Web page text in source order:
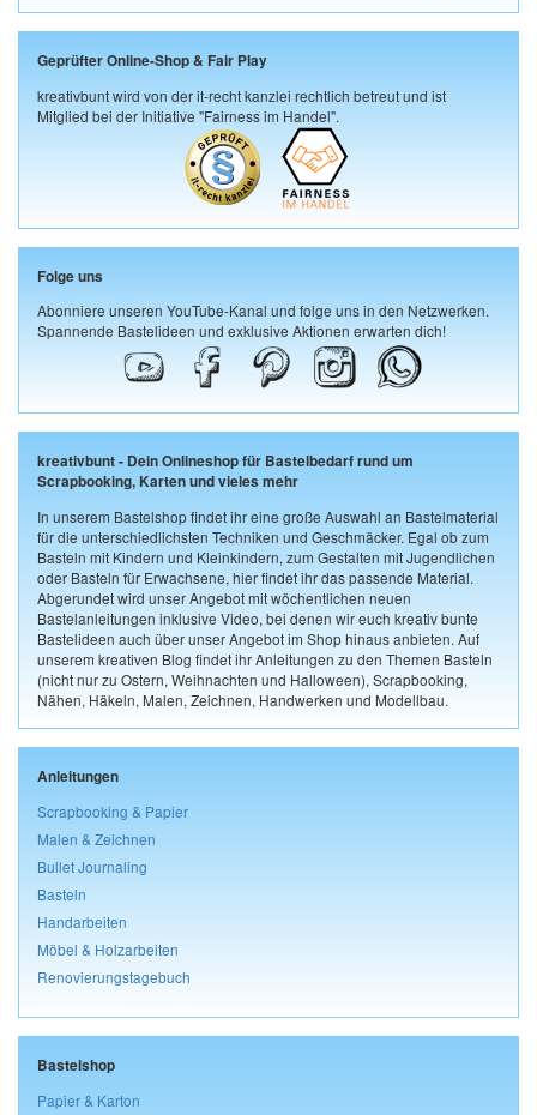
Geprüfter Online-Shop & Fair Play
kreativbunt wird von der it-recht kanzlei rechtlich betreut und ist
Mitglied bei der Initiative "Fairness im Handel".
Folge uns
Abonniere unseren YouTube-Kanal und folge uns in den Netzwerken.
Spannende Bastelideen und exklusive Aktionen erwarten dich!
kreativbunt - Dein Onlineshop für Bastelbedarf rund um
Scrapbooking, Karten und vieles mehr
In unserem Bastelshop findet ihr eine große Auswahl an Bastelmaterial
für die unterschiedlichsten Techniken und Geschmäcker. Egal ob zum
Basteln mit Kindern und Kleinkindern, zum Gestalten mit Jugendlichen
oder Basteln für Erwachsene, hier findet ihr das passende Material.
Abgerundet wird unser Angebot mit wöchentlichen neuen
Bastelanleitungen inklusive Video, bei denen wir euch kreativ bunte
Bastelideen auch über unser Angebot im Shop hinaus anbieten. Auf
unserem kreativen Blog findet ihr Anleitungen zu den Themen Basteln
(nicht nur zu Ostern, Weihnachten und Halloween), Scrapbooking,
Nähen, Häkeln, Malen, Zeichnen, Handwerken und Modellbau.
Anleitungen
Scrapbooking & Papier
Malen & Zeichnen
Bullet Journaling
Basteln
Handarbeiten
Möbel & Holzarbeiten
Renovierungstagebuch
Bastelshop
Papier & Karton